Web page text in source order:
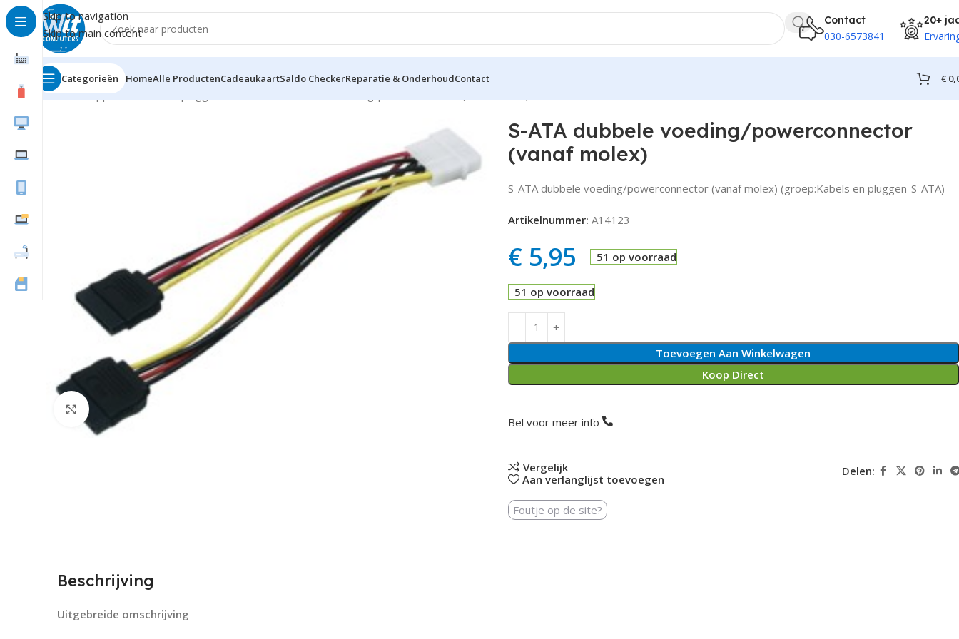
Skip to navigation
Skip to main content
Contact
030-6573841
20+
Categorieën HomeAlle ProductenCadeaukaartSaldo CheckerReparatie & OnderhoudContact €
Home Supplies
Click to enlarge
S-ATA dubbele voeding/powerconnector
(vanaf molex)
S-ATA dubbele voeding/powerconnector (vanaf molex) (groep:Kabels en pluggen-S-ATA)
Artikelnummer: A14123
€5,95 51 op voorraad
51 op voorraad
Toevoegen Aan Winkelwagen
Koop Direct
Bel voor meer info
Vergelijk
Aan verlanglijst toevoegen
Delen:
Foutje op de site?
Beschrijving
Uitgebreide omschrijving